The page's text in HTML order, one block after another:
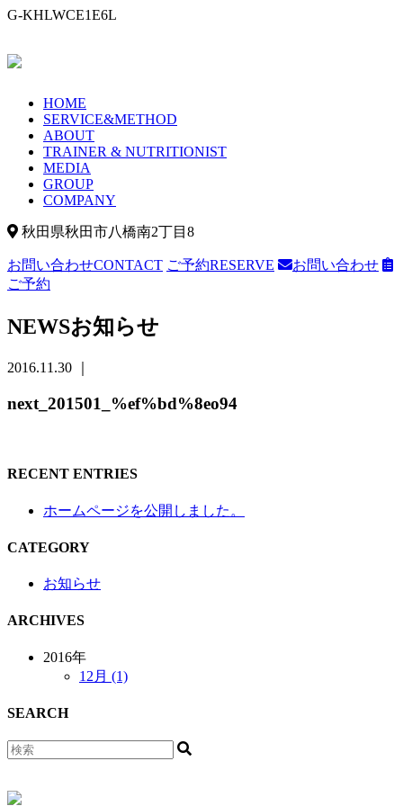
G-KHLWCE1E6L
HOME
SERVICE&METHOD
ABOUT
TRAINER & NUTRITIONIST
MEDIA
GROUP
COMPANY
秋田県秋田市八橋南2丁目8
お問い合わせCONTACT ご予約RESERVE
お問い合わせ
ご予約
NEWSお知らせ
2016.11.30 ｜
next_201501_%ef%bd%8eo94
RECENT ENTRIES
ホームページを公開しました。
CATEGORY
お知らせ
ARCHIVES
2016年
12月 (1)
SEARCH